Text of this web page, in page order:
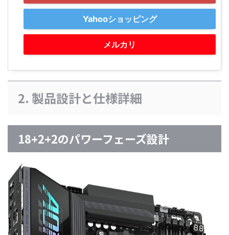
Yahooショッピング
メルカリ
2. 製品設計と仕様詳細
18+2+2のパワーフェーズ設計